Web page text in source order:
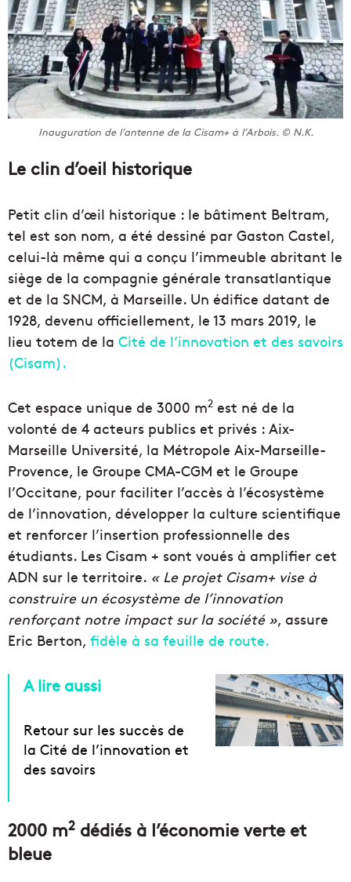
Inauguration de l’antenne de la Cisam+ à l’Arbois. © N.K.
Le clin d’oeil historique
Petit clin d’œil historique : le bâtiment Beltram,
tel est son nom, a été dessiné par Gaston Castel,
celui-là même qui a conçu l’immeuble abritant le
siège de la compagnie générale transatlantique
et de la SNCM, à Marseille. Un édifice datant de
1928, devenu officiellement, le 13 mars 2019, le
lieu totem de la Cité de l’innovation et des savoirs
(Cisam).
Cet espace unique de 3000 m2 est né de la
volonté de 4 acteurs publics et privés : Aix-
Marseille Université, la Métropole Aix-Marseille-
Provence, le Groupe CMA-CGM et le Groupe
l’Occitane, pour faciliter l’accès à l’écosystème
de l’innovation, développer la culture scientifique
et renforcer l’insertion professionnelle des
étudiants. Les Cisam + sont voués à amplifier cet
ADN sur le territoire. « Le projet Cisam+ vise à
construire un écosystème de l’innovation
renforçant notre impact sur la société », assure
Eric Berton, fidèle à sa feuille de route.
A lire aussi
Retour sur les succès de
la Cité de l’innovation et
des savoirs
2000 m2 dédiés à l’économie verte et
bleue